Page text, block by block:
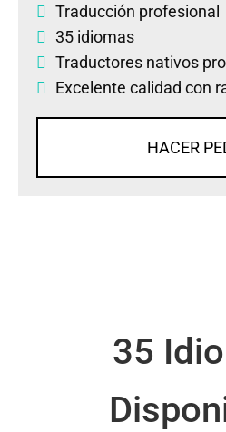
Traducción profesional
35 idiomas
Traductores nativos
Excelente calidad con
HACER
35